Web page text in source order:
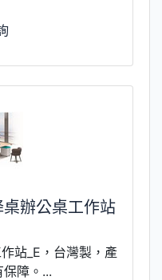
辦公桌工作站
站_E，台灣製，產
障。...